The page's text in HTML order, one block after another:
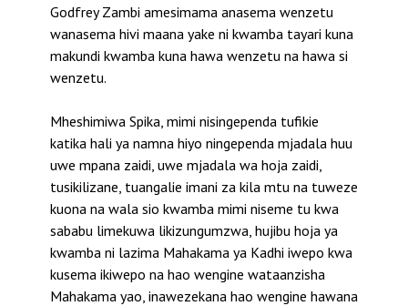
Godfrey Zambi amesimama anasema wenzetu
wanasema hivi maana yake ni kwamba tayari kuna
makundi kwamba kuna hawa wenzetu na hawa si
wenzetu.
Mheshimiwa Spika, mimi nisingependa tufikie
katika hali ya namna hiyo ningependa mjadala huu
uwe mpana zaidi, uwe mjadala wa hoja zaidi,
tusikilizane, tuangalie imani za kila mtu na tuweze
kuona na wala sio kwamba mimi niseme tu kwa
sababu limekuwa likizungumzwa, hujibu hoja ya
kwamba ni lazima Mahakama ya Kadhi iwepo kwa
kusema ikiwepo na hao wengine wataanzisha
Mahakama yao, inawezekana hao wengine hawana